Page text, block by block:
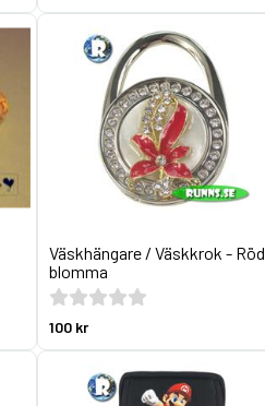
Väskhängare / Väskkrok - Röd
blomma
100 kr